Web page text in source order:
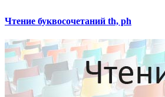
Чтение буквосочетаний th, ph